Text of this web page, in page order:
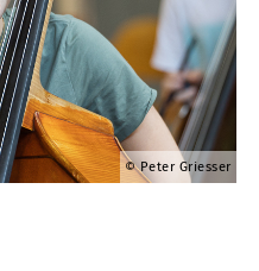
Peter Griesser